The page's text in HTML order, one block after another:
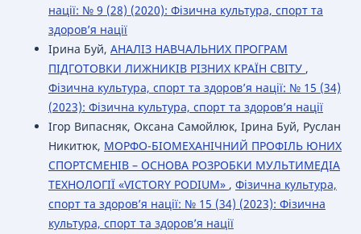
нації: № 9 (28) (2020): Фізична культура, спорт та
здоров’я нації
Ірина Буй, АНАЛІЗ НАВЧАЛЬНИХ ПРОГРАМ
ПІДГОТОВКИ ЛИЖНИКІВ РІЗНИХ КРАЇН СВІТУ ,
Фізична культура, спорт та здоров’я нації: № 15 (34)
(2023): Фізична культура, спорт та здоров’я нації
Ігор Випасняк, Оксана Самойлюк, Ірина Буй, Руслан
Никитюк, МОРФО-БІОМЕХАНІЧНИЙ ПРОФІЛЬ ЮНИХ
СПОРТСМЕНІВ – ОСНОВА РОЗРОБКИ МУЛЬТИМЕДІА
ТЕХНОЛОГІЇ «VICTORY PODIUM» , Фізична культура,
спорт та здоров’я нації: № 15 (34) (2023): Фізична
культура, спорт та здоров’я нації